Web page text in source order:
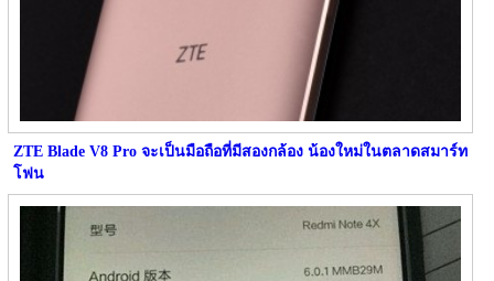
ZTE Blade V8 Pro จะเป็นมือถือที่มีสองกล้อง น้องใหม่ในตลาดสมาร์ท
โฟน